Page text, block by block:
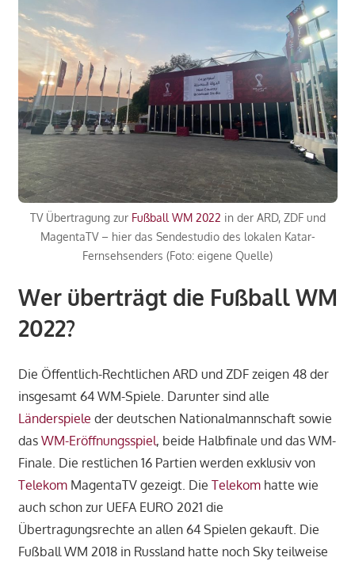
TV Übertragung zur Fußball WM 2022 in der ARD, ZDF und
MagentaTV – hier das Sendestudio des lokalen Katar-
Fernsehsenders (Foto: eigene Quelle)
Wer überträgt die Fußball WM
2022?
Die Öffentlich-Rechtlichen ARD und ZDF zeigen 48 der
insgesamt 64 WM-Spiele. Darunter sind alle
Länderspiele der deutschen Nationalmannschaft sowie
das WM-Eröffnungsspiel, beide Halbfinale und das WM-
Finale. Die restlichen 16 Partien werden exklusiv von
TelekomMagentaTV gezeigt. Die Telekomhatte wie
auch schon zur UEFA EURO 2021 die
Übertragungsrechte an allen 64 Spielen gekauft. Die
Fußball WM 2018 in Russland hatte noch Sky teilweise